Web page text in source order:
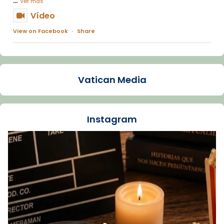
Vídeo
View on Facebook · Share
Arquebisbat de Barcelona
La Carmina va patir depressió. Fa gairebé
dos mesos, a l'Estadi Lluís Companys, la
Recupera l'entrevista comp
Vatican
tican News 👇
www.vaticannews.va/es/iglesia/news/2026-
07/carmina-historia-depresion-papa-viaje-
espana-testimoni...
Foto
Vatican Media
Instagram